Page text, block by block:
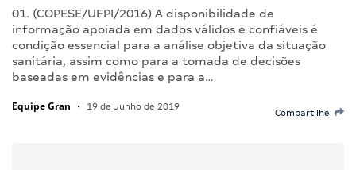
01. (COPESE/UFPI/2016) A disponibilidade de
informação apoiada em dados válidos e confiáveis é
condição essencial para a análise objetiva da situação
sanitária, assim como para a tomada de decisões
baseadas em evidências e para a…
Equipe Gran • 19 de Junho de 2019
Compartilhe